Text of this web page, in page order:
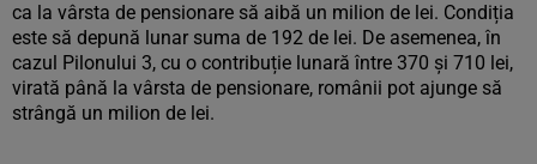
ca la vârsta de pensionare să aibă un milion de lei. Condiția
este să depună lunar suma de 192 de lei. De asemenea, în
cazul Pilonului 3, cu o contribuție lunară între 370 și 710 lei,
virată până la vârsta de pensionare, românii pot ajunge să
strângă un milion de lei.